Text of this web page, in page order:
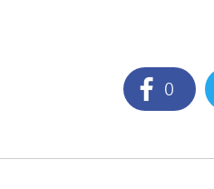
0